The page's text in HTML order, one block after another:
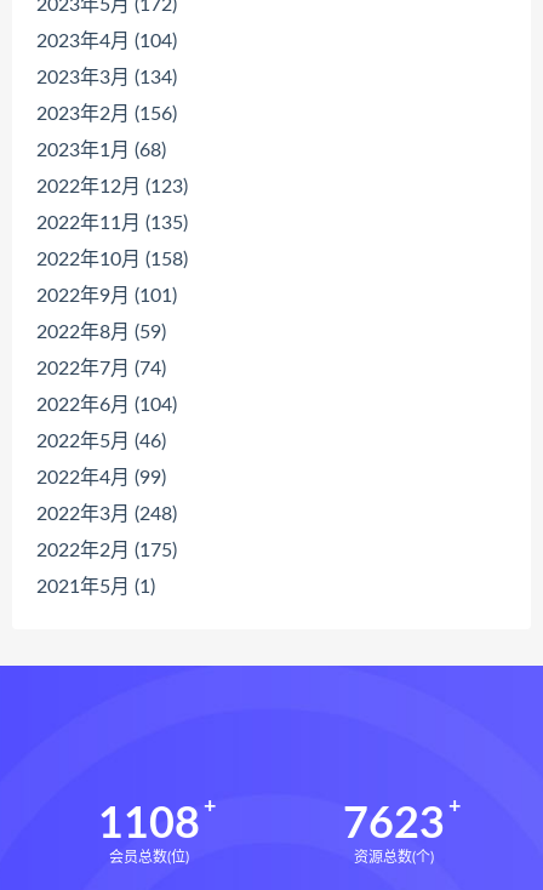
2023年5月 (172)
2023年4月 (104)
2023年3月 (134)
2023年2月 (156)
2023年1月 (68)
2022年12月 (123)
2022年11月 (135)
2022年10月 (158)
2022年9月 (101)
2022年8月 (59)
2022年7月 (74)
2022年6月 (104)
2022年5月 (46)
2022年4月 (99)
2022年3月 (248)
2022年2月 (175)
2021年5月 (1)
1108
会员总数(位)
7623
资源总数(个)